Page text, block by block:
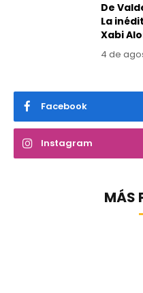
De
La
Xabi
4 de
Facebook
Instagram
MÁS